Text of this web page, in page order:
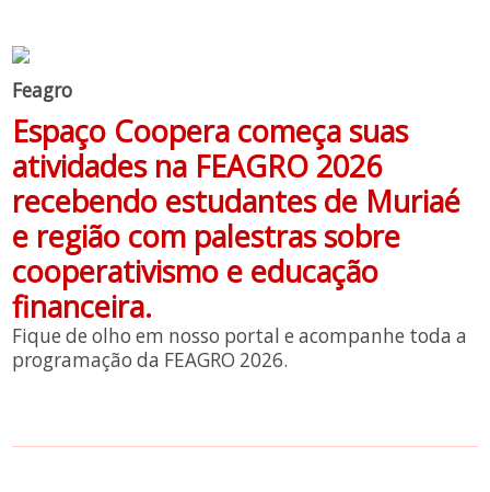
Feagro
Espaço Coopera começa suas
atividades na FEAGRO 2026
recebendo estudantes de Muriaé
e região com palestras sobre
cooperativismo e educação
financeira.
Fique de olho em nosso portal e acompanhe toda a
programação da FEAGRO 2026.